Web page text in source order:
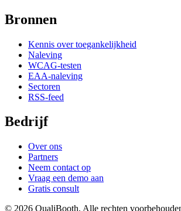
Bronnen
Kennis over toegankelijkheid
Naleving
WCAG-testen
EAA-naleving
Sectoren
RSS-feed
Bedrijf
Over ons
Partners
Neem contact op
Vraag een demo aan
Gratis consult
© 2026 QualiBooth. Alle rechten